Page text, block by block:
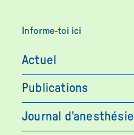
Informe-toi ici
Actuel
Publications
Journal d'anesthésie